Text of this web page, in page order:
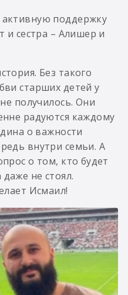
поддержку
и сестра – Алишер и
Без такого
старших детей у
получилось. Они
радуются каждому
о важности
внутри семьи. А
о том, кто будет
не стоял.
Исмаил!